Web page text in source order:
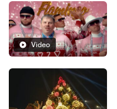
Video